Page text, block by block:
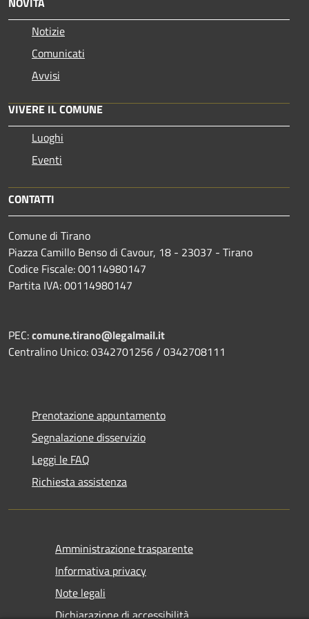
Notizie
Comunicati
Avvisi
VIVERE IL COMUNE
Luoghi
Eventi
CONTATTI
Comune di Tirano
Piazza Camillo Benso di Cavour, 18 - 23037 - Tirano
Codice Fiscale: 00114980147
Partita IVA: 00114980147
PEC:comune.tirano@legalmail.it
Centralino Unico: 0342701256 / 0342708111
Prenotazione appuntamento
Segnalazione disservizio
Leggi le FAQ
Richiesta assistenza
Amministrazione trasparente
Informativa privacy
Note legali
Dichiarazione di accessibilità